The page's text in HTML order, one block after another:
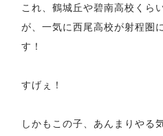
これ、鶴城丘や碧南高校くら
が、一気に西尾高校が射程圏
す！
すげぇ！
しかもこの子、あんまりやる